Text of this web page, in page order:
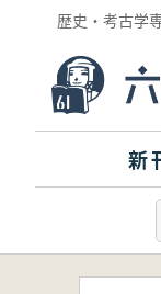
歴史・考古学
新